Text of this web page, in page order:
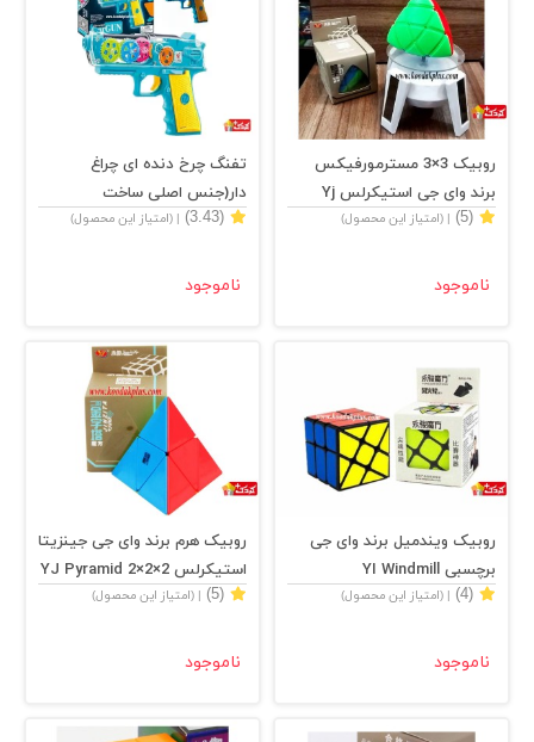
روبیک 3×3 مسترمورفیکس
برند وای جی استیکرلس Yj
Mastermorphix 3x3
(5) | (امتیاز این محصول)
ناموجود
تفنگ چرخ دنده ای چراغ
دار(جنس اصلی ساخت
چین)مدل YJ-Q032
(3.43) | (امتیاز این محصول)
ناموجود
روبیک ویندمیل برند وای جی
برچسبی YI Windmill
(4)
| (امتیاز این محصول)
ناموجود
روبیک هرم برند وای جی جینزیتا
استیکرلس YJ Pyramid 2×2×2
Ginzita
(5) | (امتیاز این محصول)
ناموجود